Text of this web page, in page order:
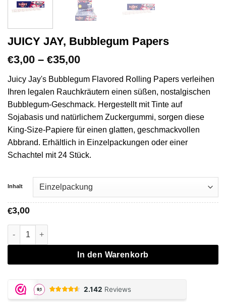
JUICY JAY, Bubblegum Papers
€3,00 – €35,00Preisspanne:
bis
€35,00
Juicy Jay's Bubblegum Flavored Rolling Papers verleihen
Ihren legalen Rauchkräutern einen süßen, nostalgischen
Bubblegum-Geschmack. Hergestellt mit Tinte auf
Sojabasis und natürlichem Zuckergummi, sorgen diese
King-Size-Papiere für einen glatten, geschmackvollen
Abbrand. Erhältlich in Einzelpackungen oder einer
Schachtel mit 24 Stück.
Inhalt
€3,00
JUICY JAY, Bubblegum Papers Menge
In den Warenkorb